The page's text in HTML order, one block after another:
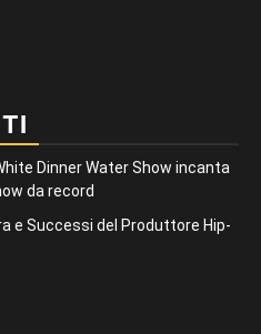
Dinner Water Show incanta
da record
e Successi del Produttore Hip-